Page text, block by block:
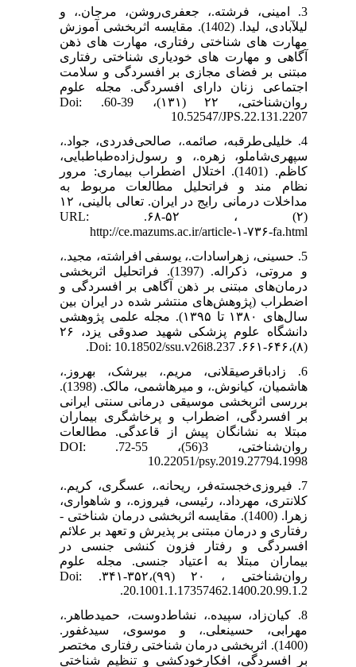
3. امینی، فرشته.، جعفری‌روشن، مرجان.، و
لیلآبادی، لیدا. (1402). مقایسه اثربخشی آموزش
مهارت های شناختی رفتاری، مهارت های ذهن
آگاهی و مهارت های خودیاری شناختی رفتاری
مبتنی بر فضای مجازی بر افسردگی و سلامت
اجتماعی زنان دارای افسردگی. مجله علوم
روان‌شناختی، ۲۲ (۱۳۱)، 39-60. Doi:
10.52547/JPS.22.131.2207
4. خلیلی‌طرقبه، صائمه.، صالحی‌فدردی، جواد.،
سپهری‌شاملو، زهره.، و رسول‌زاده‌طباطبایی،
کاظم. (1401). اختلال اضطراب بیماری: مرور
نظام مند و فراتحلیل مطالعات مربوط به
مداخلات درمانی رایج در ایران. تعالی بالینی، ۱۲
(۲) ، ۵۲-۶۸. URL:
http://ce.mazums.ac.ir/article-۱-۷۳۶-fa.html
5. حسینی، زهراسادات.، یوسفی افراشته، مجید.،
و مروتی، ذکراله. (1397). فراتحلیل اثربخشی
درمان‌های مبتنی بر ذهن آگاهی بر افسردگی و
اضطراب (پژوهش‌های منتشر شده در ایران بین
سال‌های ۱۳۸۰ تا ۱۳۹۵). مجله علمی پژوهشی
دانشگاه علوم پزشکی شهید صدوقی یزد، ۲۶
(۸)،۶۴۶-۶۶۱. Doi: 10.18502/ssu.v26i8.237.
6. زادباقرصیقلانی‌، مریم.، بیرشک، بهروز.،
هاشمیان، کیانوش.، و میرهاشمی، مالک. (1398).
بررسی اثربخشی موسیقی درمانی سنتی ایرانی
بر افسردگی، اضطراب و پرخاشگری بیماران
مبتلا به نشانگان پیش از قاعدگی. مطالعات
روان‌شناختی، 3(56)، 55-72. DOI:
10.22051/psy.2019.27794.1998
7. فیروزی‌خجسته‌فر، ریحانه.، عسگری، کریم.،
کلانتری، مهرداد.، رئیسی، فیروزه.، و شاهواری،
زهرا. (1400). مقایسه اثربخشی درمان شناختی -
رفتاری و درمان مبتنی بر پذیرش و تعهد بر علائم
افسردگی و رفتار فزون کنشی جنسی در
بیماران مبتلا به اعتیاد جنسی. مجله علوم
روان‌شناختی ، ۲۰ (۹۹)،۳۵۲-۳۴۱. Doi:
20.1001.1.17357462.1400.20.99.1.2.
8. کیان‌زاد، سپیده.، نشاط‌دوست، حمیدطاهر.،
مهرابی، حسینعلی.، و موسوی، سیدغفور.
(1400). اثربخشی درمان شناختی رفتاری مختصر
بر افسردگی، افکارخودکشی و تنظیم شناختی